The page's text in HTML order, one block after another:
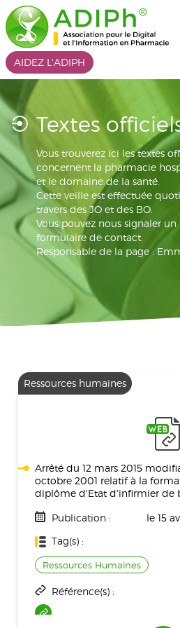
AIDEZ L'ADIPH
Textes
Vous trouverez ici les textes
concernent la pharmacie
et le domaine de la santé.
Cette veille est effectuée
travers des JO et des BO.
Vous pouvez nous signaler
formulaire de contact.
Responsable de la page :
Ressources humaines
Arrêté du 12 mars 2015
octobre 2001 relatif à la
diplôme d'Etat d'infirmier de
Publication :
le 15
Tag(s) :
Ressources Humaines
Référence(s) :